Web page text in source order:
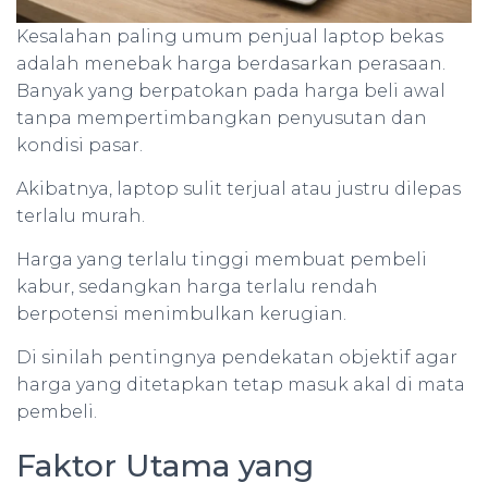
Kesalahan paling umum penjual laptop bekas
adalah menebak harga berdasarkan perasaan.
Banyak yang berpatokan pada harga beli awal
tanpa mempertimbangkan penyusutan dan
kondisi pasar.
Akibatnya, laptop sulit terjual atau justru dilepas
terlalu murah.
Harga yang terlalu tinggi membuat pembeli
kabur, sedangkan harga terlalu rendah
berpotensi menimbulkan kerugian.
Di sinilah pentingnya pendekatan objektif agar
harga yang ditetapkan tetap masuk akal di mata
pembeli.
Faktor Utama yang